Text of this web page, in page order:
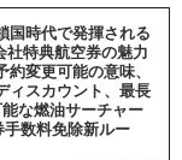
国時代で発揮される
特典航空券の魅力
約変更可能の意味、
ィスカウント、最長
な燃油サーチャー
手数料免除新ルー